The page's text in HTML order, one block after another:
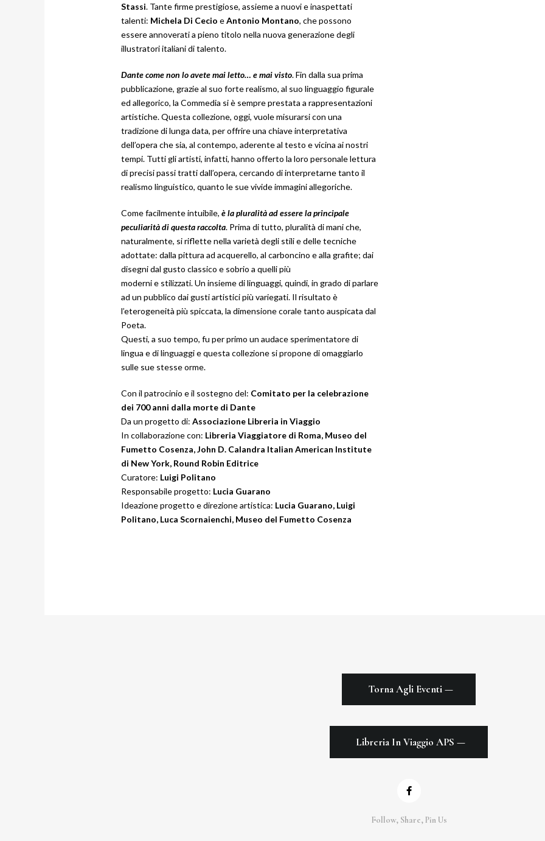
Stassi. Tante firme prestigiose, assieme a nuovi e inaspettati
talenti: Michela Di Cecio eAntonio Montano, che possono
essere annoverati a pieno titolo nella nuova generazione degli
illustratori italiani di talento.
Dante come non lo avete mai letto… e mai visto. Fin dalla sua prima
pubblicazione, grazie al suo forte realismo, al suo linguaggio figurale
ed allegorico, la Commedia si è sempre prestata a rappresentazioni
artistiche. Questa collezione, oggi, vuole misurarsi con una
tradizione di lunga data, per offrire una chiave interpretativa
dell’opera che sia, al contempo, aderente al testo e vicina ai nostri
tempi. Tutti gli artisti, infatti, hanno offerto la loro personale lettura
di precisi passi tratti dall’opera, cercando di interpretarne tanto il
realismo linguistico, quanto le sue vivide immagini allegoriche.
Come facilmente intuibile, è la pluralità ad essere la principale
peculiarità di questa raccolta. Prima di tutto, pluralità di mani che,
naturalmente, si riflette nella varietà degli stili e delle tecniche
adottate: dalla pittura ad acquerello, al carboncino e alla grafite; dai
disegni dal gusto classico e sobrio a quelli più
moderni e stilizzati. Un insieme di linguaggi, quindi, in grado di parlare
ad un pubblico dai gusti artistici più variegati. Il risultato è
l’eterogeneità più spiccata, la dimensione corale tanto auspicata dal
Poeta.
Questi, a suo tempo, fu per primo un audace sperimentatore di
lingua e di linguaggi e questa collezione si propone di omaggiarlo
sulle sue stesse orme.
Con il patrocinio e il sostegno del: Comitato per la celebrazione
dei 700 anni dalla morte di Dante
Da un progetto di: Associazione Libreria in Viaggio
In collaborazione con: Libreria Viaggiatore di Roma, Museo del
Fumetto Cosenza, John D. Calandra Italian American Institute
di New York, Round Robin Editrice
Curatore: Luigi Politano
Responsabile progetto: Lucia Guarano
Ideazione progetto e direzione artistica: Lucia Guarano, Luigi
Politano, Luca Scornaienchi, Museo del Fumetto Cosenza
Torna Agli Eventi —
Libreria In Viaggio APS —
Follow, Share, Pin Us